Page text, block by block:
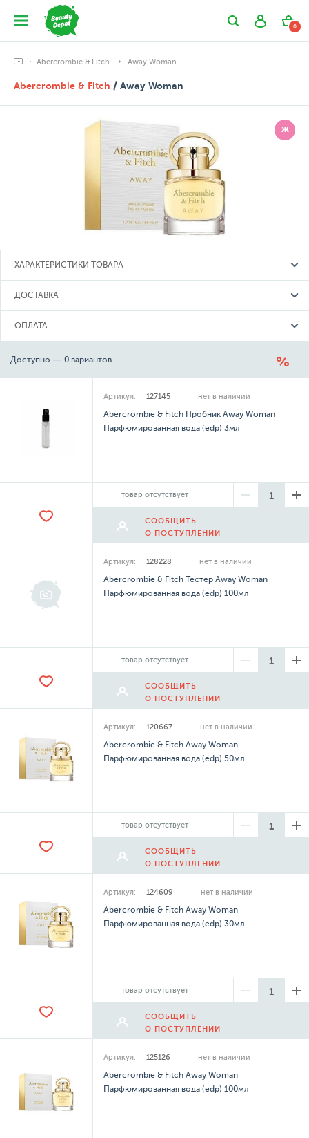
0
Abercrombie & Fitch Away Woman
Abercrombie & Fitch / Away Woman
Ж
ХАРАКТЕРИСТИКИ ТОВАРА
ДОСТАВКА
ОПЛАТА
Доступно — 0 вариантов
Артикул: 127145 нет в наличии
Abercrombie & Fitch Пробник Away Woman
Парфюмированная вода (edp) 3мл
товар отсутствует
СООБЩИТЬ
О ПОСТУПЛЕНИИ
Артикул: 128228 нет в наличии
Abercrombie & Fitch Тестер Away Woman
Парфюмированная вода (edp) 100мл
товар отсутствует
СООБЩИТЬ
О ПОСТУПЛЕНИИ
Артикул: 120667 нет в наличии
Abercrombie & Fitch Away Woman
Парфюмированная вода (edp) 50мл
товар отсутствует
СООБЩИТЬ
О ПОСТУПЛЕНИИ
Артикул: 124609 нет в наличии
Abercrombie & Fitch Away Woman
Парфюмированная вода (edp) 30мл
товар отсутствует
СООБЩИТЬ
О ПОСТУПЛЕНИИ
Артикул: 125126 нет в наличии
Abercrombie & Fitch Away Woman
Парфюмированная вода (edp) 100мл